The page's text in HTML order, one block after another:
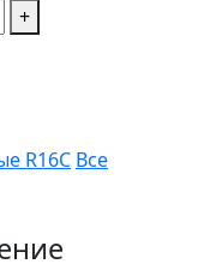
+
R16C Все